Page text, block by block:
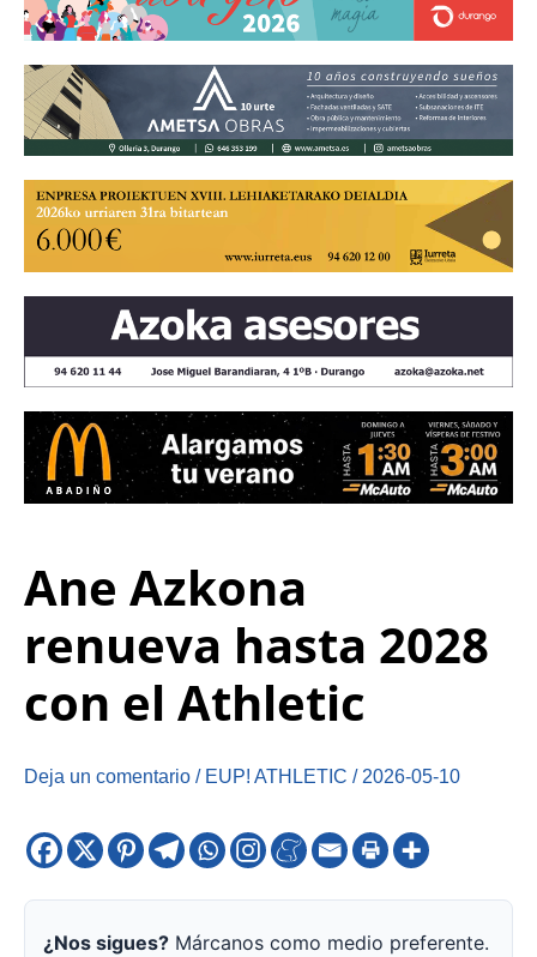
Ane Azkona
renueva hasta 2028
con el Athletic
Deja un comentario / EUP! ATHLETIC / 2026-05-10
¿Nos sigues? Márcanos como medio preferente.